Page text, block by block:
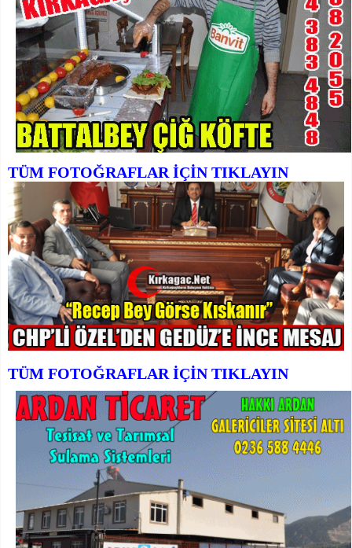
TÜM FOTOĞRAFLAR İÇİN TIKLAYIN
TÜM FOTOĞRAFLAR İÇİN TIKLAYIN